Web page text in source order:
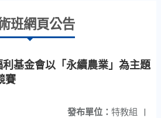
班網頁公告
基金會以「永續農業」為主題
賽
發布單位： 特教組 |